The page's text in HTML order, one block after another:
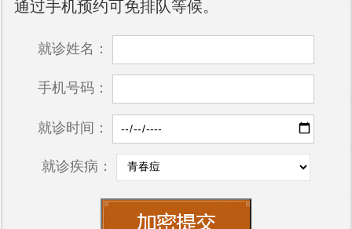
通过手机预约可免排队等候。
就诊姓名：
手机号码：
就诊时间：
就诊疾病：